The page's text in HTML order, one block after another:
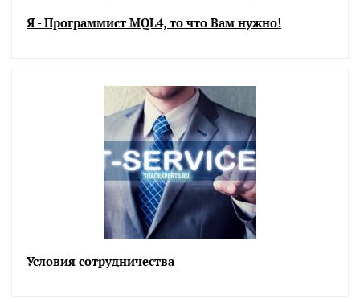
Я - Программист MQL4, то что Вам нужно!
Условия сотрудничества